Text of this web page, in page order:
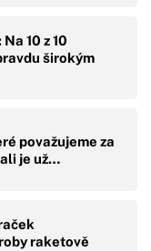
10 z 10
širokým
považujeme za
je už…
raketově